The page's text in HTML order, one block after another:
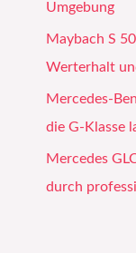
Umgebung
Maybach S
Werterhalt
Mercedes-
die G-Klasse
Mercedes
durch